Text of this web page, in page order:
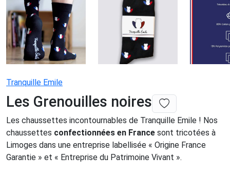
Tranquille Emile
Les Grenouilles noires
Les chaussettes incontournables de Tranquille Emile ! Nos
chaussettes confectionnées en France sont tricotées à
Limoges dans une entreprise labellisée « Origine France
Garantie » et « Entreprise du Patrimoine Vivant ».